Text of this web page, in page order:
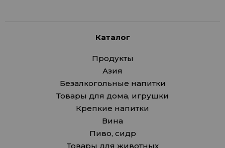
Каталог
Продукты
Азия
Безалкогольные напитки
Товары для дома, игрушки
Крепкие напитки
Вина
Пиво, сидр
Товары для животных